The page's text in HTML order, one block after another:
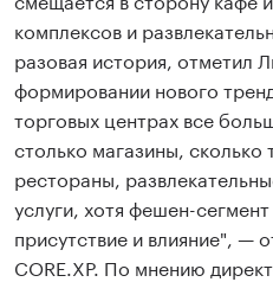
комплексов и
разовая история, отметил
формировании нового
торговых центрах все
столько магазины,
рестораны,
услуги, хотя фешен-
присутствие и влияние", —
CORE.XP. По мнению